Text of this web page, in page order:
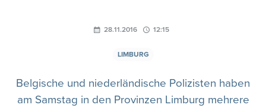
28.11.2016 12:15
LIMBURG
Belgische und niederländische Polizisten haben
am Samstag in den Provinzen Limburg mehrere